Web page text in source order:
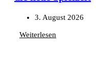
3. August 2026
Weiterlesen